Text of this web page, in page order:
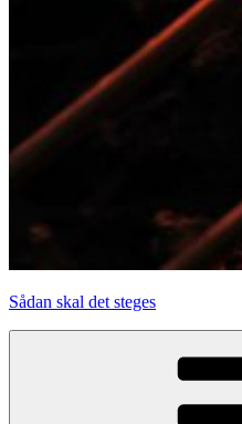
Sådan skal det steges